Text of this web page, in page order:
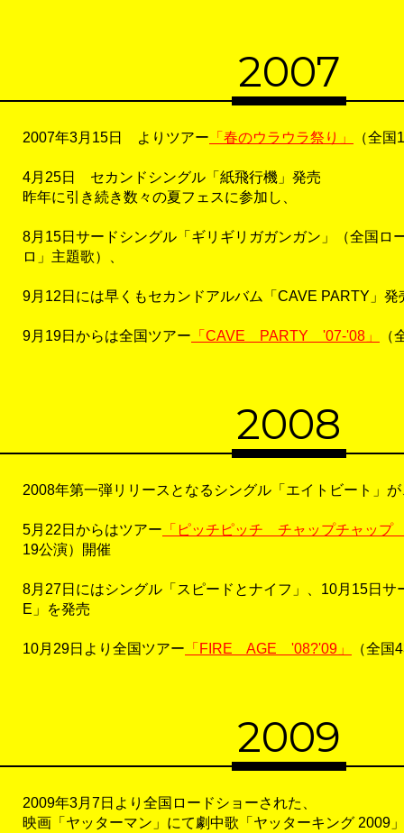
2007
2007年3月15日 よりツアー 「春のウラウラ祭り」 （全
4月25日 セカンドシングル「紙飛行機」発売
昨年に引き続き数々の夏フェスに参加し、
8月15日サードシングル「ギリギリガガンガン」（全国ロ
ロ」主題歌）、
9月12日には早くもセカンドアルバム「CAVE PARTY」発
9月19日からは全国ツアー 「CAVE PARTY '07-'08」 （
2008
2008年第一弾リリースとなるシングル「エイトビート」
5月22日からはツアー 「ピッチピッチ チャップチャッ
19公演）開催
8月27日にはシングル「スピードとナイフ」、10月15日サ
E」を発売
10月29日より全国ツアー 「FIRE AGE '08?'09」 （全国
2009
2009年3月7日より全国ロードショーされた、
映画「ヤッターマン」にて劇中歌「ヤッターキング 2009